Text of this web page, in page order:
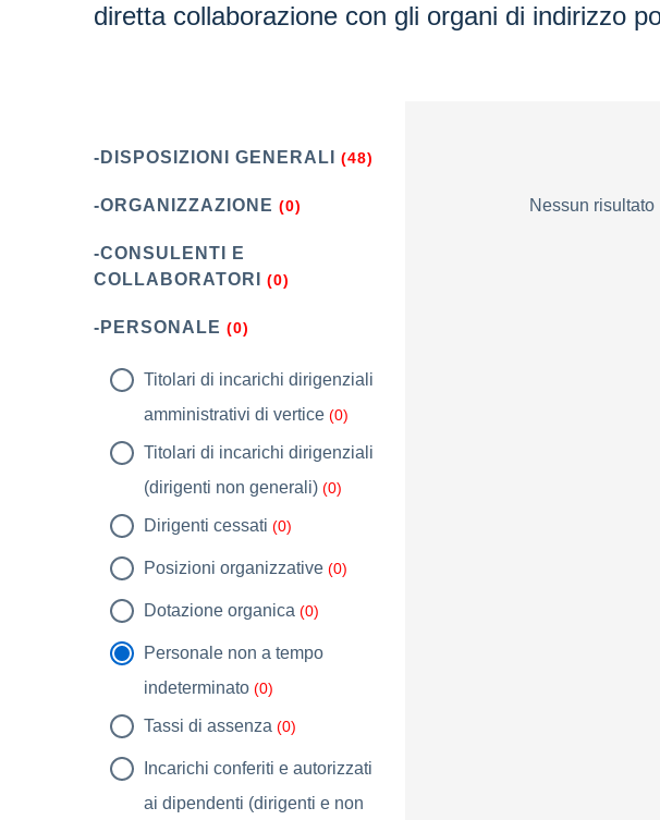
diretta collaborazione con gli organi di indirizzo
-DISPOSIZIONI GENERALI (48)
-ORGANIZZAZIONE (0)
-CONSULENTI E
COLLABORATORI
(0)
-PERSONALE (0)
Titolari di incarichi dirigenziali
amministrativi di vertice (0)
Titolari di incarichi dirigenziali
(dirigenti non generali) (0)
Dirigenti cessati (0)
Posizioni organizzative (0)
Dotazione organica (0)
Personale non a tempo
indeterminato (0)
Tassi di assenza (0)
Incarichi conferiti e autorizzati
ai dipendenti (dirigenti e non
Nessun risultato